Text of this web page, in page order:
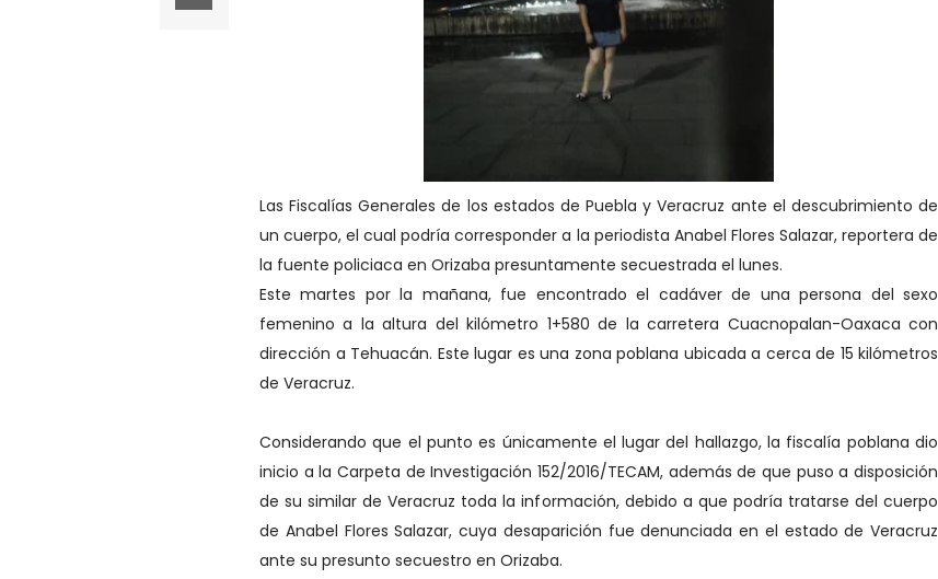
Las Fiscalías Generales de los estados de Puebla y Veracruz ante el descubrimiento de
un cuerpo, el cual podría corresponder a la periodista Anabel Flores Salazar, reportera de
la fuente policiaca en Orizaba presuntamente secuestrada el lunes.
Este martes por la mañana, fue encontrado el cadáver de una persona del sexo
femenino a la altura del kilómetro 1+580 de la carretera Cuacnopalan-Oaxaca con
dirección a Tehuacán. Este lugar es una zona poblana ubicada a cerca de 15 kilómetros
de Veracruz.
Considerando que el punto es únicamente el lugar del hallazgo, la fiscalía poblana dio
inicio a la Carpeta de Investigación 152/2016/TECAM, además de que puso a disposición
de su similar de Veracruz toda la información, debido a que podría tratarse del cuerpo
de Anabel Flores Salazar, cuya desaparición fue denunciada en el estado de Veracruz
ante su presunto secuestro en Orizaba.